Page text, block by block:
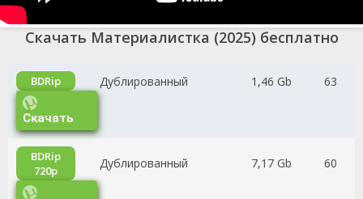
Скачать Материалистка (2025) бесплатно
BDRip Дублированный 1,46 Gb 63
Скачать
BDRip
720p
Дублированный 7,17 Gb 60